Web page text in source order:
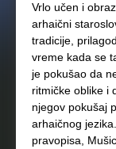
Vrlo učen i
arhaični
tradicije,
vreme kada se
je pokušao da
ritmičke oblike i
njegov pokušaj
arhaičnog
pravopisa,